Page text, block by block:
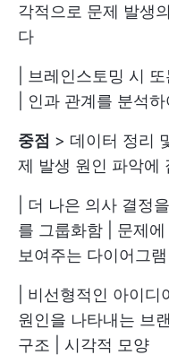
각적으로 문제 발생
다
| 브레인스토밍 시
| 인과 관계를 분석
중점 > 데이터 정리
제 발생 원인 파악에
| 더 나은 의사 결정
를 그룹화함 | 문제
보여주는 다이어그램
| 비선형적인 아이디
원인을 나타내는 브
구조 | 시각적 모양